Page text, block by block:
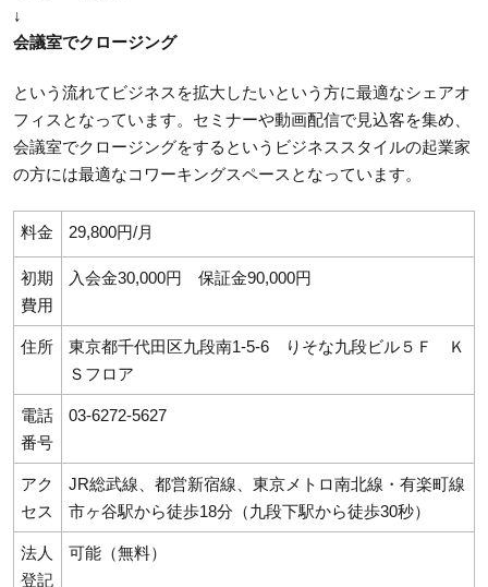
↓
会議室でクロージング
という流れてビジネスを拡大したいという方に最適なシェアオ
フィスとなっています。セミナーや動画配信で見込客を集め、
会議室でクロージングをするというビジネススタイルの起業家
の方には最適なコワーキングスペースとなっています。
料金 29,800円/月
初期
費用
入会金30,000円 保証金90,000円
住所
東京都千代田区九段南1-5-6 りそな九段ビル５Ｆ Ｋ
Ｓフロア
電話
番号
03-6272-5627
アク
セス
JR総武線、都営新宿線、東京メトロ南北線・有楽町線
市ヶ谷駅から徒歩18分（九段下駅から徒歩30秒）
法人
登記
可能（無料）